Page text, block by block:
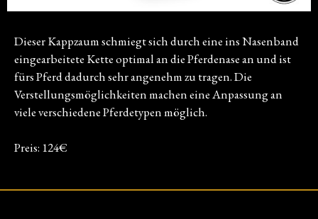
Dieser Kappzaum schmiegt sich durch eine ins Nasenband
eingearbeitete Kette optimal an die Pferdenase an und ist
fürs Pferd dadurch sehr angenehm zu tragen. Die
Verstellungsmöglichkeiten machen eine Anpassung an
viele verschiedene Pferdetypen möglich.
Preis: 124€